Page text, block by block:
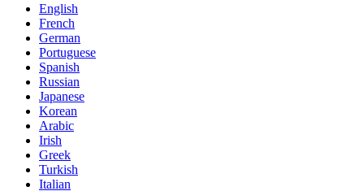
English
French
German
Portuguese
Spanish
Russian
Japanese
Korean
Arabic
Irish
Greek
Turkish
Italian